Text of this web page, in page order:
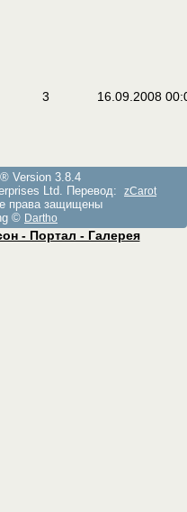
3 16.09.2008
Version 3.8.4
Ltd. Перевод:
zCarot
права защищены
© Dartho
- Портал - Галерея